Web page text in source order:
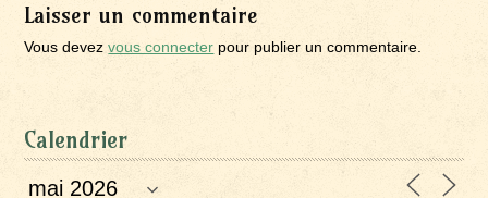
Laisser un commentaire
Vous devezvous connecter pour publier un commentaire.
Calendrier